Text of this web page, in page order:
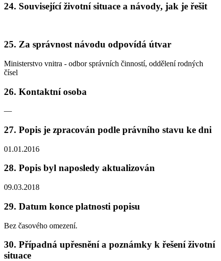
24. Související životní situace a návody, jak je řešit
25. Za správnost návodu odpovídá útvar
Ministerstvo vnitra - odbor správních činností, oddělení rodných
čísel
26. Kontaktní osoba
—
27. Popis je zpracován podle právního stavu ke dni
01.01.2016
28. Popis byl naposledy aktualizován
09.03.2018
29. Datum konce platnosti popisu
Bez časového omezení.
30. Případná upřesnění a poznámky k řešení životní
situace